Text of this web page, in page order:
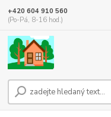
+420 604 910 560
(Po-Pá, 8-16 hod.)